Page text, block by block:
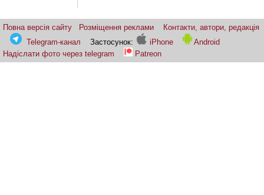
Повна версія сайту Розміщення реклами
Контакти, автори, редакція
Telegram-канал
Застосунок: iPhone
Android
Надіслати фото через telegram
Patreon